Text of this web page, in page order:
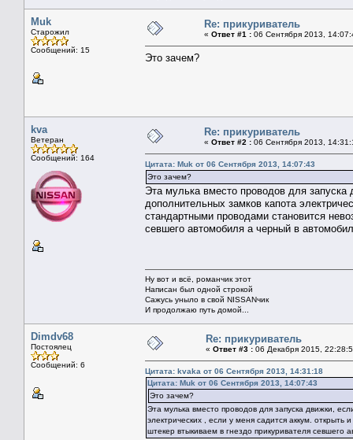
Muk
Старожил
Сообщений: 15
Re: прикуриватель
« Ответ #1 : 06 Сентября 2013,
Это зачем?
kva
Ветеран
Сообщений: 164
Re: прикуриватель
« Ответ #2 : 06 Сентября 2013,
Цитата: Muk от 06 Сентября 2013, 14:07:43
Это зачем?
Эта мулька вместо проводов для
дополнительных замков капота
стандартными проводами становится
севшего автомобиля а черный в
Ну вот и всё, романчик этот
Написан был одной строкой
Сажусь уныло в свой NISSANчик
И продолжаю путь домой...
Dimdv68
Постоялец
Сообщений: 6
Re: прикуриватель
« Ответ #3 : 06 Декабря 2015,
Цитата: kvaka от 06 Сентября 2013, 14:31:18
Цитата: Muk от 06 Сентября 2013, 14:07:43
Это зачем?
Эта мулька вместо проводов для запуска движки,
электрических , если у меня садится аккум.
штекер втыкиваем в гнездо прикуривателя